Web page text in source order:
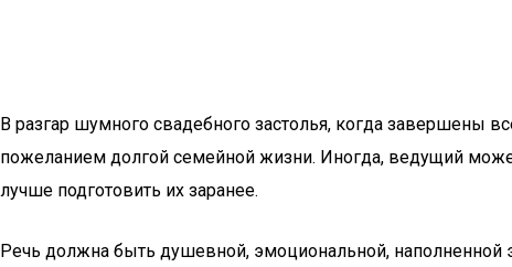
В разгар шумного свадебного застолья, когда завершены
пожеланием долгой семейной жизни. Иногда, ведущий
лучше подготовить их заранее.
Речь должна быть душевной, эмоциональной, наполненной